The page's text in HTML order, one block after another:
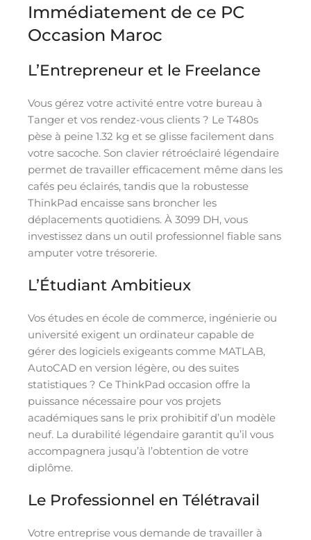
Immédiatement de ce PC
Occasion Maroc
L’Entrepreneur et le Freelance
Vous gérez votre activité entre votre bureau à
Tanger et vos rendez-vous clients ? Le T480s
pèse à peine 1.32 kg et se glisse facilement dans
votre sacoche. Son clavier rétroéclairé légendaire
permet de travailler efficacement même dans les
cafés peu éclairés, tandis que la robustesse
ThinkPad encaisse sans broncher les
déplacements quotidiens. À 3099 DH, vous
investissez dans un outil professionnel fiable sans
amputer votre trésorerie.
L’Étudiant Ambitieux
Vos études en école de commerce, ingénierie ou
université exigent un ordinateur capable de
gérer des logiciels exigeants comme MATLAB,
AutoCAD en version légère, ou des suites
statistiques ? Ce ThinkPad occasion offre la
puissance nécessaire pour vos projets
académiques sans le prix prohibitif d’un modèle
neuf. La durabilité légendaire garantit qu’il vous
accompagnera jusqu’à l’obtention de votre
diplôme.
Le Professionnel en Télétravail
Votre entreprise vous demande de travailler à